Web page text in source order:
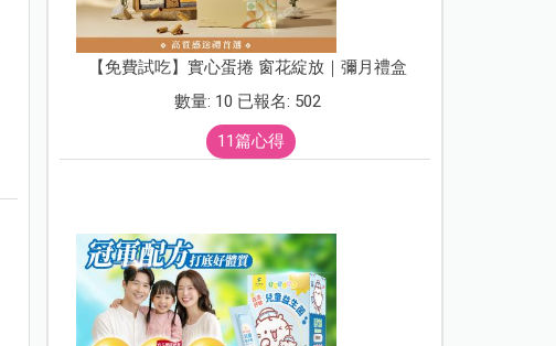
【免費試吃】實心蛋捲 窗花綻放｜彌月禮盒
數量: 10 已報名: 502
11篇心得